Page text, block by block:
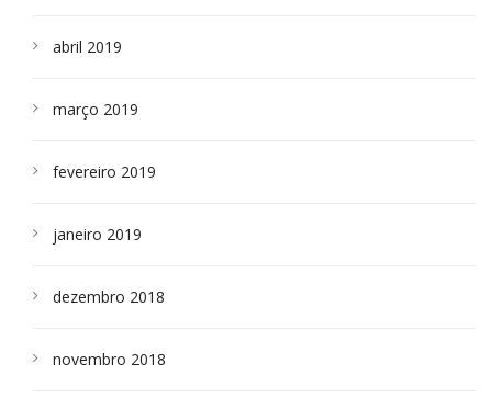
abril 2019
março 2019
fevereiro 2019
janeiro 2019
dezembro 2018
novembro 2018